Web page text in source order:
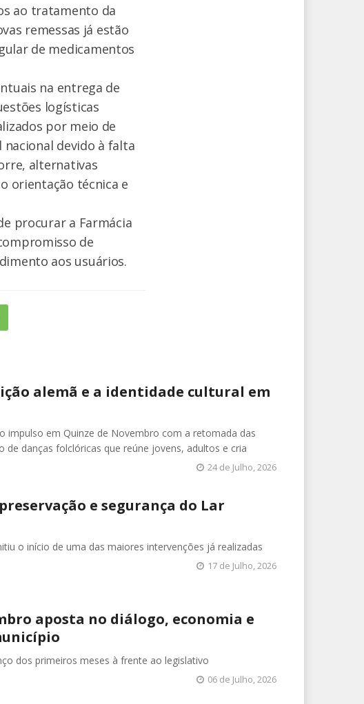
ao tratamento da
remessas já estão
de medicamentos
na entrega de
logísticas
por meio de
devido à falta
alternativas
orientação técnica e
procurar a Farmácia
de
aos usuários.
alemã e a identidade cultural em
impulso em Quinze de Novembro com a retomada das
de danças folclóricas que reúne jovens, adultos e cria
24 de Julho, 2026
e segurança do Lar
o início de uma das maiores intervenções já realizadas
17 de Julho, 2026
aposta no diálogo, economia e
dos primeiros meses à frente ao legislativo
06 de Julho, 2026